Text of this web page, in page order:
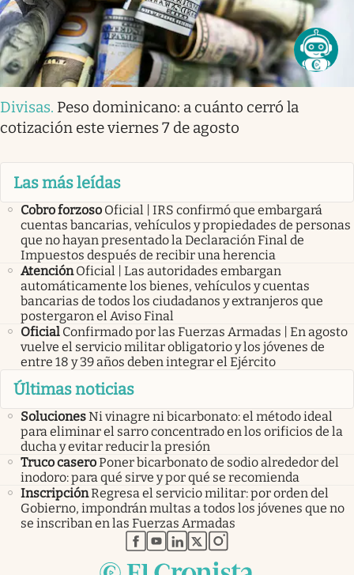
Divisas. Peso dominicano: a cuánto cerró la
cotización este viernes 7 de agosto
Las más leídas
Cobro forzoso Oficial | IRS confirmó que embargará
cuentas bancarias, vehículos y propiedades de personas
que no hayan presentado la Declaración Final de
Impuestos después de recibir una herencia
Atención Oficial | Las autoridades embargan
automáticamente los bienes, vehículos y cuentas
bancarias de todos los ciudadanos y extranjeros que
postergaron el Aviso Final
Oficial Confirmado por las Fuerzas Armadas | En agosto
vuelve el servicio militar obligatorio y los jóvenes de
entre 18 y 39 años deben integrar el Ejército
Últimas noticias
SolucionesNi vinagre ni bicarbonato: el método ideal
para eliminar el sarro concentrado en los orificios de la
ducha y evitar reducir la presión
Truco caseroPoner bicarbonato de sodio alrededor del
inodoro: para qué sirve y por qué se recomienda
InscripciónRegresa el servicio militar: por orden del
Gobierno, impondrán multas a todos los jóvenes que no
se inscriban en las Fuerzas Armadas
abre en nueva pestaña
abre en nueva pestaña
abre en nueva pestaña
abre en nueva pestaña
abre en nueva pestaña